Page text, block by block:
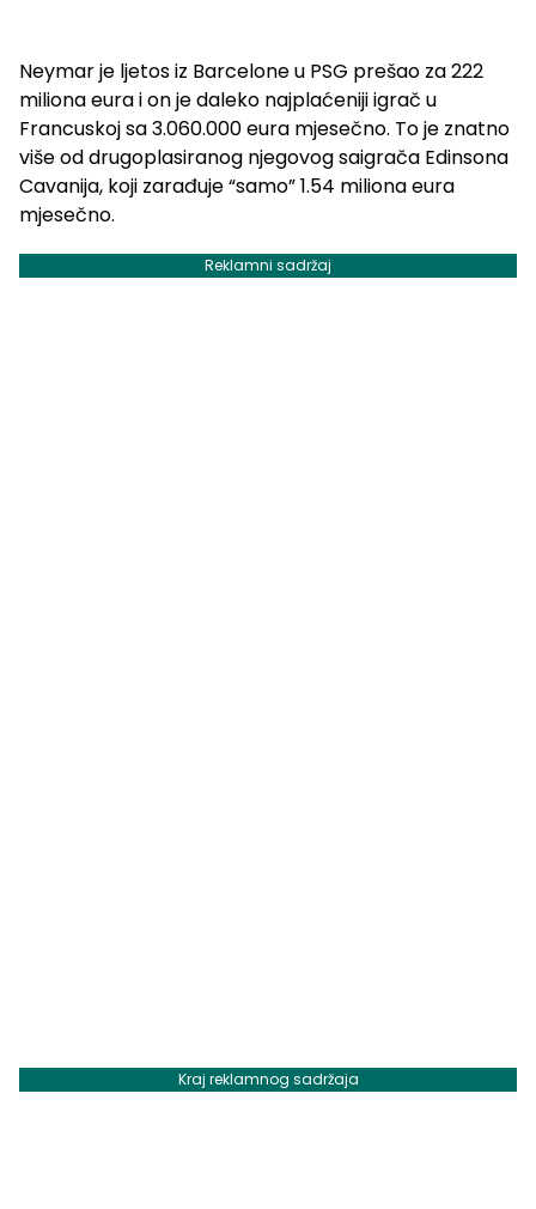
Neymar je ljetos iz Barcelone u PSG prešao za 222
miliona eura i on je daleko najplaćeniji igrač u
Francuskoj sa 3.060.000 eura mjesečno. To je znatno
više od drugoplasiranog njegovog saigrača Edinsona
Cavanija, koji zarađuje “samo” 1.54 miliona eura
mjesečno.
Reklamni sadržaj
Kraj reklamnog sadržaja